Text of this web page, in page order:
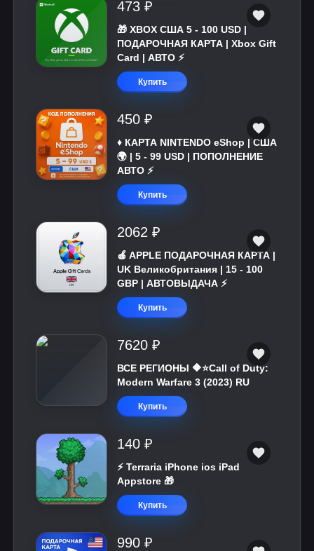
473 ₽
🎁 XBOX США 5 - 100 USD |
ПОДАРОЧНАЯ КАРТА | Xbox Gift
Card | АВТО ⚡
Купить
450 ₽
♦️ КАРТА NINTENDO eShop | США
🌍 | 5 - 99 USD | ПОПОЛНЕНИЕ
АВТО ⚡
Купить
2062 ₽
🍎 APPLE ПОДАРОЧНАЯ КАРТА |
UK Великобритания | 15 - 100
GBP | АВТОВЫДАЧА ⚡️
Купить
7620 ₽
ВСЕ РЕГИОНЫ 🔶⭐Call of Duty:
Modern Warfare 3 (2023) RU
Купить
140 ₽
⚡️ Terraria iPhone ios iPad
Appstore 🎁
Купить
990 ₽